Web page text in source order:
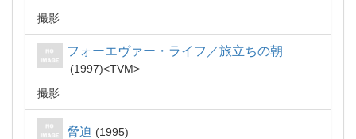
撮影
フォーエヴァー・ライフ／旅立ちの朝
1997
TVM
撮影
脅迫 1995